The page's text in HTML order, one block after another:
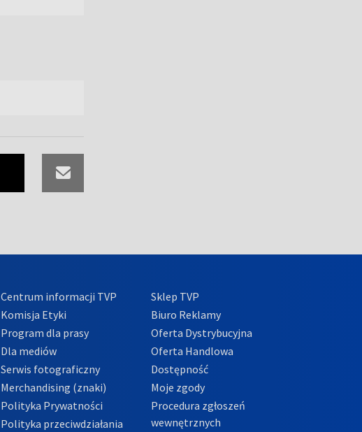
Centrum informacji TVP
Komisja Etyki
Program dla prasy
Dla mediów
Serwis fotograficzny
Merchandising (znaki)
Polityka Prywatności
Polityka przeciwdziałania
Sklep TVP
Biuro Reklamy
Oferta Dystrybucyjna
Oferta Handlowa
Dostępność
Moje zgody
Procedura zgłoszeń
wewnętrznych